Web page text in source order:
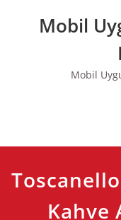
Mobil
Mobil
Kahve